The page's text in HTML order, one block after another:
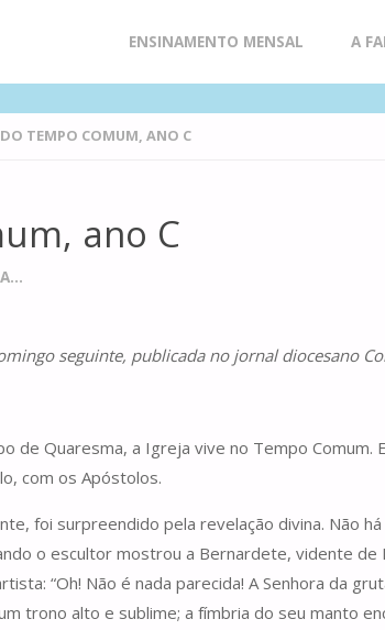
to
content
ENSINAMENTO MENSAL A
TEMPO COMUM, ANO C
ano C
seguinte, publicada no jornal diocesano
Quaresma, a Igreja vive no Tempo Comum.
com os Apóstolos.
foi surpreendido pela revelação divina. Não
o escultor mostrou a Bernardete, vidente
“Oh! Não é nada parecida! A Senhora da
trono alto e sublime; a fímbria do seu manto